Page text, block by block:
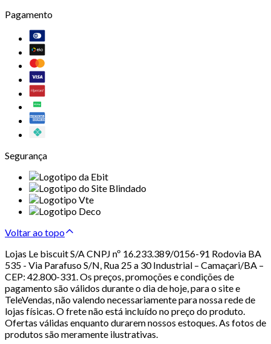
Pagamento
Segurança
Voltar ao topo
Lojas Le biscuit S/A CNPJ nº 16.233.389/0156-91 Rodovia BA
535 - Via Parafuso S/N, Rua 25 a 30 Industrial – Camaçari/BA –
CEP: 42.800-331. Os preços, promoções e condições de
pagamento são válidos durante o dia de hoje, para o site e
TeleVendas, não valendo necessariamente para nossa rede de
lojas físicas. O frete não está incluído no preço do produto.
Ofertas válidas enquanto durarem nossos estoques. As fotos de
produtos são meramente ilustrativas.